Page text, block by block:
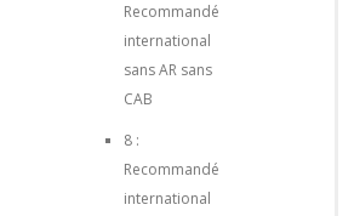
Recommandé
international
sans AR sans
CAB
8 :
Recommandé
international